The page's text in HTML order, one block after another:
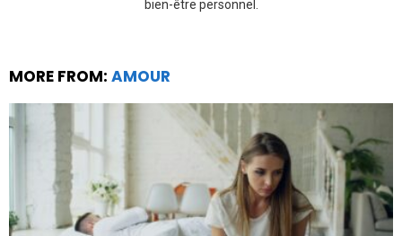
bien-être personnel.
MORE FROM: AMOUR